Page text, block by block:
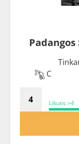
Padangos
C
Likutis >4